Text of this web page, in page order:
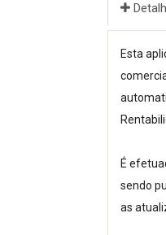
Esta
É
sendo
as